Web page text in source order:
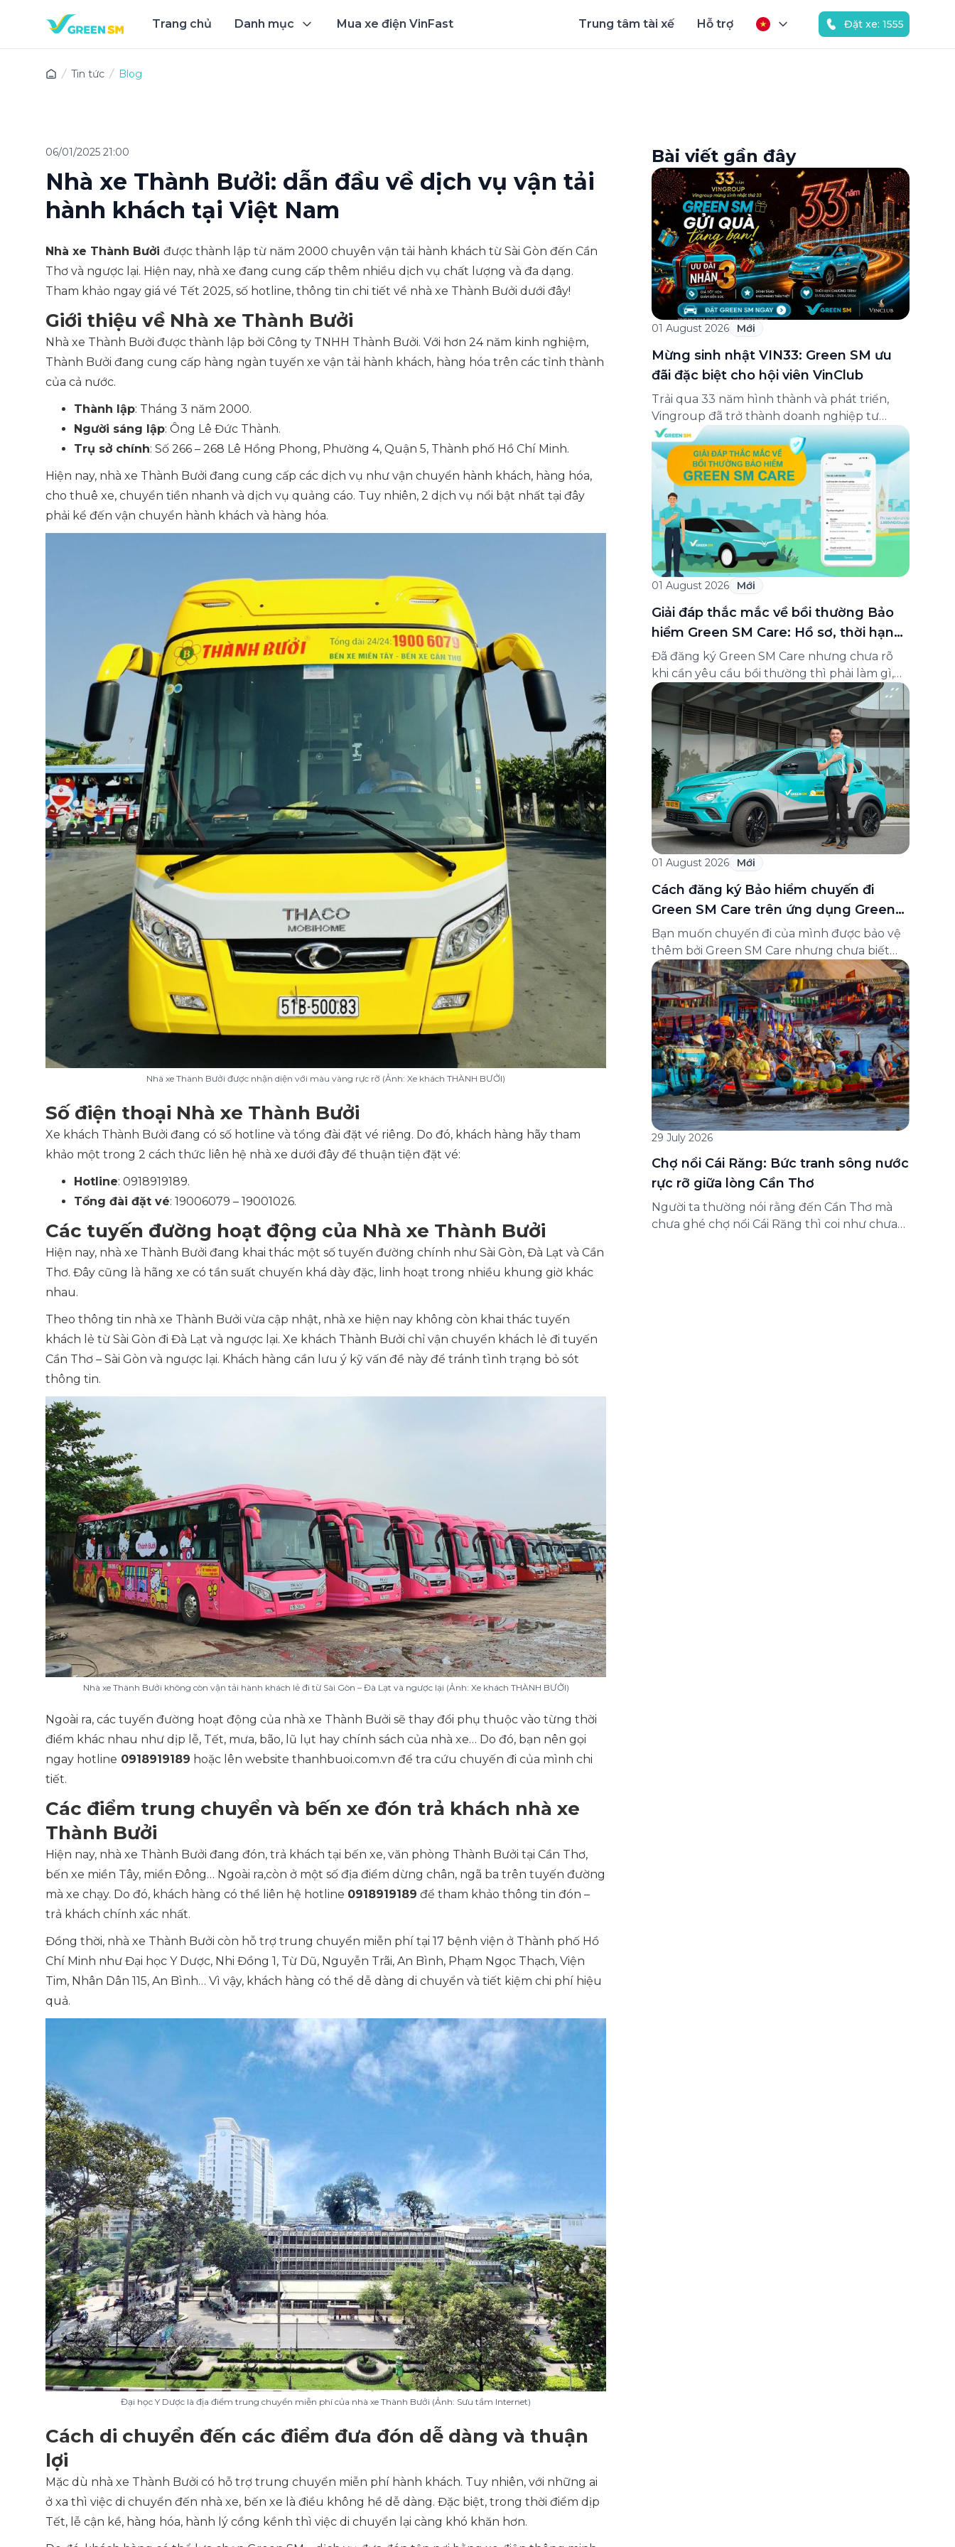
Trang chủ Danh mục Mua xe điện VinFast Trung tâm tài xế Hỗ trợ Đặt xe: 1555
Tin tức Blog
06/01/2025 21:00
Nhà xe Thành Bưởi: dẫn đầu về dịch vụ vận tải
hành khách tại Việt Nam
Nhà xe Thành Bưởi được thành lập từ năm 2000 chuyên vận tải hành khách từ Sài Gòn đến Cần
Thơ và ngược lại. Hiện nay, nhà xe đang cung cấp thêm nhiều dịch vụ chất lượng và đa dạng.
Tham khảo ngay giá vé Tết 2025, số hotline, thông tin chi tiết về nhà xe Thành Bưởi dưới đây!
Giới thiệu về Nhà xe Thành Bưởi
Nhà xe Thành Bưởi được thành lập bởi Công ty TNHH Thành Bưởi. Với hơn 24 năm kinh nghiệm,
Thành Bưởi đang cung cấp hàng ngàn tuyến xe vận tải hành khách, hàng hóa trên các tỉnh thành
của cả nước.
Thành lập: Tháng 3 năm 2000.
Người sáng lập: Ông Lê Đức Thành.
Trụ sở chính: Số 266 – 268 Lê Hồng Phong, Phường 4, Quận 5, Thành phố Hồ Chí Minh.
Hiện nay, nhà xe Thành Bưởi đang cung cấp các dịch vụ như vận chuyển hành khách, hàng hóa,
cho thuê xe, chuyển tiền nhanh và dịch vụ quảng cáo. Tuy nhiên, 2 dịch vụ nổi bật nhất tại đây
phải kể đến vận chuyển hành khách và hàng hóa.
Nhà xe Thành Bưởi được nhận diện với màu vàng rực rỡ (Ảnh: Xe khách THÀNH BƯỞI)
Số điện thoại Nhà xe Thành Bưởi
Xe khách Thành Bưởi đang có số hotline và tổng đài đặt vé riêng. Do đó, khách hàng hãy tham
khảo một trong 2 cách thức liên hệ nhà xe dưới đây để thuận tiện đặt vé:
Hotline: 0918919189.
Tổng đài đặt vé: 19006079 – 19001026.
Các tuyến đường hoạt động của Nhà xe Thành Bưởi
Hiện nay, nhà xe Thành Bưởi đang khai thác một số tuyến đường chính như Sài Gòn, Đà Lạt và Cần
Thơ. Đây cũng là hãng xe có tần suất chuyến khá dày đặc, linh hoạt trong nhiều khung giờ khác
nhau.
Theo thông tin nhà xe Thành Bưởi vừa cập nhật, nhà xe hiện nay không còn khai thác tuyến
khách lẻ từ Sài Gòn đi Đà Lạt và ngược lại. Xe khách Thành Bưởi chỉ vận chuyển khách lẻ đi tuyến
Cần Thơ – Sài Gòn và ngược lại. Khách hàng cần lưu ý kỹ vấn đề này để tránh tình trạng bỏ sót
thông tin.
Nhà xe Thành Bưởi không còn vận tải hành khách lẻ đi từ Sài Gòn – Đà Lạt và ngược lại (Ảnh: Xe khách THÀNH BƯỞI)
Ngoài ra, các tuyến đường hoạt động của nhà xe Thành Bưởi sẽ thay đổi phụ thuộc vào từng thời
điểm khác nhau như dịp lễ, Tết, mưa, bão, lũ lụt hay chính sách của nhà xe… Do đó, bạn nên gọi
ngay hotline 0918919189 hoặc lên website thanhbuoi.com.vn để tra cứu chuyến đi của mình chi
tiết.
Các điểm trung chuyển và bến xe đón trả khách nhà xe
Thành Bưởi
Hiện nay, nhà xe Thành Bưởi đang đón, trả khách tại bến xe, văn phòng Thành Bưởi tại Cần Thơ,
bến xe miền Tây, miền Đông… Ngoài ra,còn ở một số địa điểm dừng chân, ngã ba trên tuyến đường
mà xe chạy. Do đó, khách hàng có thể liên hệ hotline 0918919189 để tham khảo thông tin đón –
trả khách chính xác nhất.
Đồng thời, nhà xe Thành Bưởi còn hỗ trợ trung chuyển miễn phí tại 17 bệnh viện ở Thành phố Hồ
Chí Minh như Đại học Y Dược, Nhi Đồng 1, Từ Dũ, Nguyễn Trãi, An Bình, Phạm Ngọc Thạch, Viện
Tim, Nhân Dân 115, An Bình… Vì vậy, khách hàng có thể dễ dàng di chuyển và tiết kiệm chi phí hiệu
quả.
Đại học Y Dược là địa điểm trung chuyển miễn phí của nhà xe Thành Bưởi (Ảnh: Sưu tầm Internet)
Cách di chuyển đến các điểm đưa đón dễ dàng và thuận
lợi
Mặc dù nhà xe Thành Bưởi có hỗ trợ trung chuyển miễn phí hành khách. Tuy nhiên, với những ai
ở xa thì việc di chuyển đến nhà xe, bến xe là điều không hề dễ dàng. Đặc biệt, trong thời điểm dịp
Tết, lễ cận kề, hàng hóa, hành lý cồng kềnh thì việc di chuyển lại càng khó khăn hơn.
Bài viết gần đây
01 August 2026 Mới
Mừng sinh nhật VIN33: Green SM ưu
đãi đặc biệt cho hội viên VinClub
Trải qua 33 năm hình thành và phát triển,
Vingroup đã trở thành doanh nghiệp tư
nhân đa ngành lớn nhất Việt Nam, lọt Top 30
doanh nghiệp lớn nhất Đông Nam Á theo
bảng xếp hạng của Tạp chí Fortune (Mỹ).
Nhân kỷ niệm 33 năm thành lập (8/8/1993
đến 8/8/2026), Green SM trân […]
01 August 2026 Mới
Giải đáp thắc mắc về bồi thường Bảo
hiểm Green SM Care: Hồ sơ, thời hạn
và cách liên hệ hỗ trợ
Đã đăng ký Green SM Care nhưng chưa rõ
khi cần yêu cầu bồi thường thì phải làm gì,
hồ sơ ra sao, hay giấy chứng nhận bảo hiểm
tìm ở đâu? Bài viết này tổng hợp đầy đủ các
câu hỏi thường gặp nhất về quy trình bồi
thường và hỗ trợ của Green […]
01 August 2026 Mới
Cách đăng ký Bảo hiểm chuyến đi
Green SM Care trên ứng dụng Green
SM
Bạn muốn chuyến đi của mình được bảo vệ
thêm bởi Green SM Care nhưng chưa biết
đăng ký ở đâu? Bài viết dưới đây sẽ hướng
dẫn chi tiết cách tham gia (và hủy tham gia)
gói bảo hiểm này ngay trên ứng dụng Green
SM, cùng những lưu ý quan trọng trước khi
[…]
29 July 2026
Chợ nổi Cái Răng: Bức tranh sông nước
rực rỡ giữa lòng Cần Thơ
Người ta thường nói rằng đến Cần Thơ mà
chưa ghé chợ nổi Cái Răng thì coi như chưa